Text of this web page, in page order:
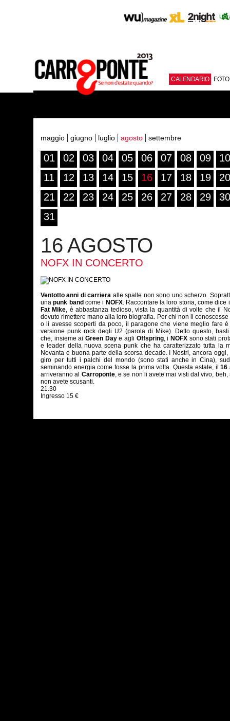
CALENDARIO FOTO
maggio giugno luglio agosto settembre
01 02 03 04 05 06 07 08 09
10
11
12 13 14 15 16 17 18 19
20
21
22 23 24 25 26 27 28 29
30
31
16 AGOSTO
NOFX IN CONCERTO
Ventotto anni di carriera alle spalle non sono uno scherzo.
unapunk band come i NOFX. Raccontare la loro storia, come dice
Fat Mike, è abbastanza tedioso, vista la quantità di volte che il
dovuto rimettere mano alla loro biografia. Per chi non li conoscesse
o li avesse scoperti da poco, il paragone che viene meglio fare
versione punk rock degli U2 (parola di Mike). Detto questo,
che, insieme ai Green Daye agli Offspring, i NOFX sono stati
e leader della nuova scena punk che ha caratterizzato tutta la
Novanta e buona parte della scorsa decade. I Nostri, ancora
giro per tutti i palchi del mondo (sono stati anche in Cina),
seminando energia come fosse la prima volta. Questa estate, il16
arriveranno al Carroponte, e se non li avete mai visti dal vivo, beh,
non avete scusanti.
21.30
Ingresso 15 €